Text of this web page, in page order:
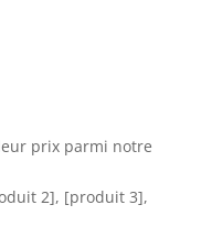
prix parmi notre
2], [produit 3],